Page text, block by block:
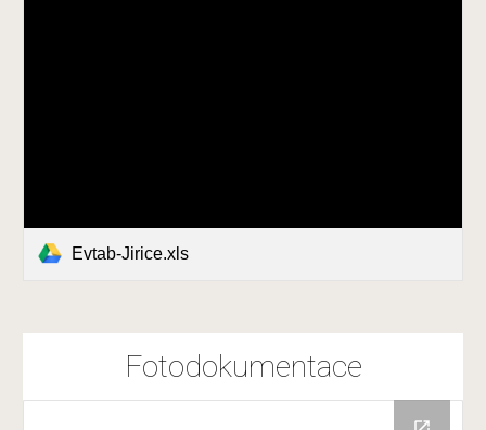
Evtab-Jirice.xls
Fotodokumentace